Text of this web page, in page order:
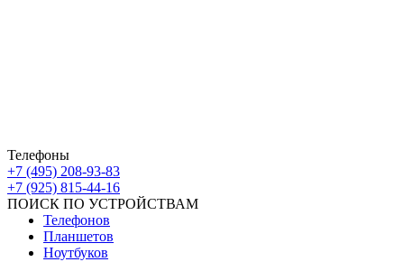
Телефоны
+7 (495) 208-93-83
+7 (925) 815-44-16
ПОИСК ПО УСТРОЙСТВАМ
Телефонов
Планшетов
Ноутбуков